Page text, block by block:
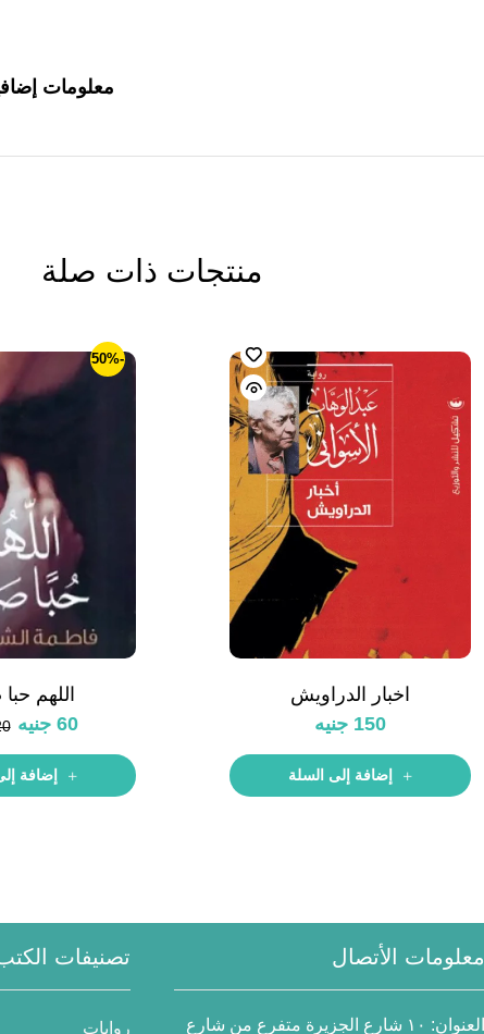
معلومات
منتجات ذات صلة
اخبار الدراويش
150 جنيه
إضافة إلى السلة
-50%
اللهم
60 جنيه
إضافة
معلومات الأتصال
العنوان: ١٠ شارع الجزيرة متفرع من شارع
تصنيفات
روايات